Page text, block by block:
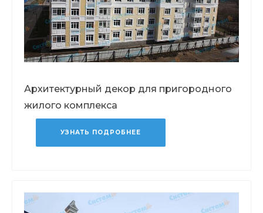
Архитектурный декор для пригородного
жилого комплекса
УЗНАТЬ ПОДРОБНЕЕ